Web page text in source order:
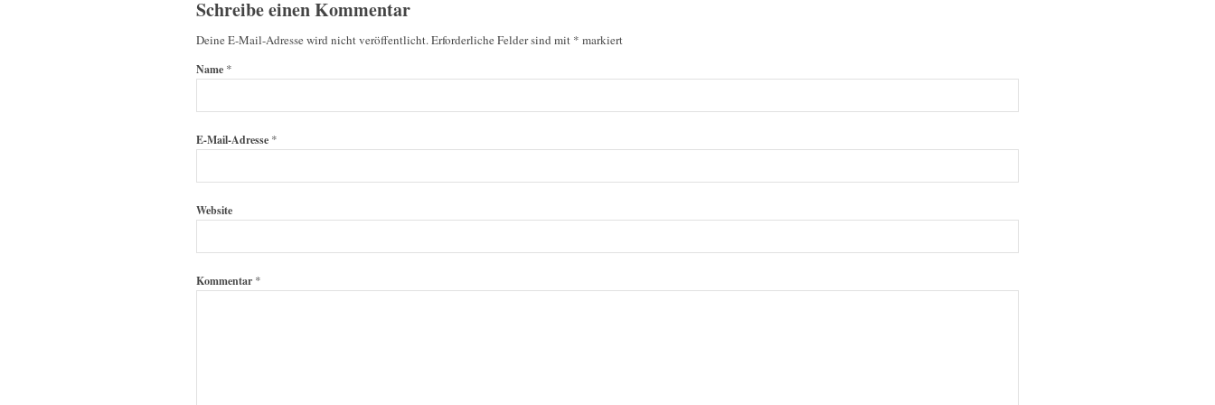
Schreibe einen Kommentar
Deine E-Mail-Adresse wird nicht veröffentlicht.Erforderliche Felder sind mit * markiert
Name *
E-Mail-Adresse *
Website
Kommentar *